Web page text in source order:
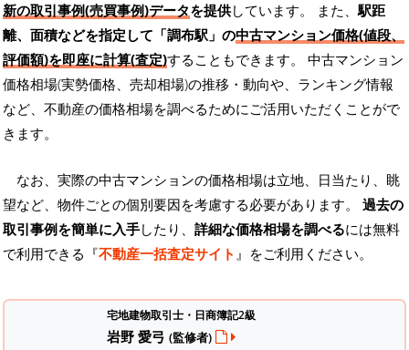
新の取引事例(売買事例)データを提供しています。 また、駅距
離、面積などを指定して「調布駅」の中古マンション価格(値段、
評価額)を即座に計算(査定)することもできます。 中古マンション
価格相場(実勢価格、売却相場)の推移・動向や、ランキング情報
など、不動産の価格相場を調べるためにご活用いただくことがで
きます。
なお、実際の中古マンションの価格相場は立地、日当たり、眺
望など、物件ごとの個別要因を考慮する必要があります。 過去の
取引事例を簡単に入手したり、 詳細な価格相場を調べるには無料
で利用できる『不動産一括査定サイト 』をご利用ください。
宅地建物取引士・日商簿記2級
岩野 愛弓 (監修者)